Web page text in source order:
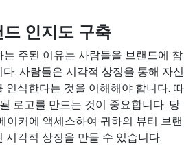
드 인지도 구축
주된 이유는 사람들을 브랜드에 참
. 사람들은 시각적 상징을 통해 자신
인식한다는 것을 이해해야 합니다. 따
로고를 만드는 것이 중요합니다. 당
이커에 액세스하여 귀하의 뷰티 브랜
시각적 상징을 만들 수 있습니다.